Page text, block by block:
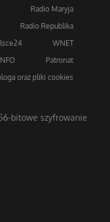
Radio Maryja
Radio Republika
WNET
Patronat
oraz pliki cookies
bitowe szyfrowanie